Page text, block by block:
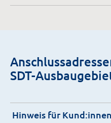
SDT-
Hinweis für Kund:innen